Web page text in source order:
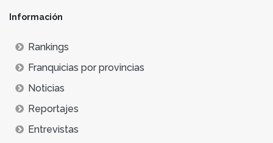
Información
Rankings
Franquicias por provincias
Noticias
Reportajes
Entrevistas